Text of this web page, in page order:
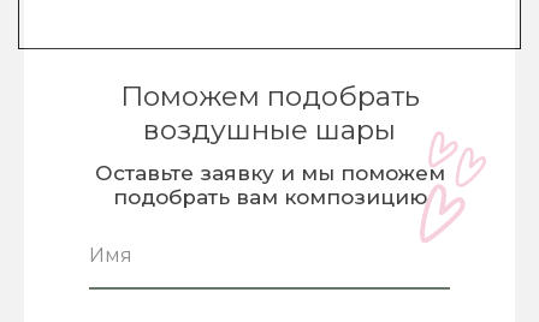
Поможем подобрать
воздушные шары
Оставьте заявку и мы поможем
подобрать вам композицию